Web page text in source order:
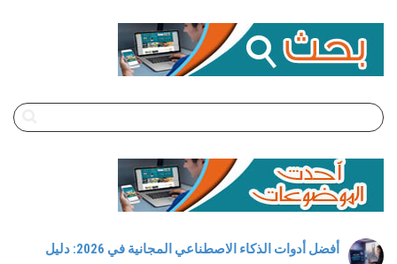
أفضل أدوات الذكاء الاصطناعي المجانية في 2026: دليل